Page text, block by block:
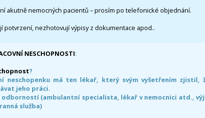
akutně nemocných pacientů – prosím po telefonické objednání.
potvrzení, nezhotovují výpisy z dokumentace apod..
NESCHOPNOSTI:
?
neschopenku má ten lékař, který svým vyšetřením zjistil,
jeho práci.
(ambulantní specialista, lékař v nemocnici atd.,
služba)